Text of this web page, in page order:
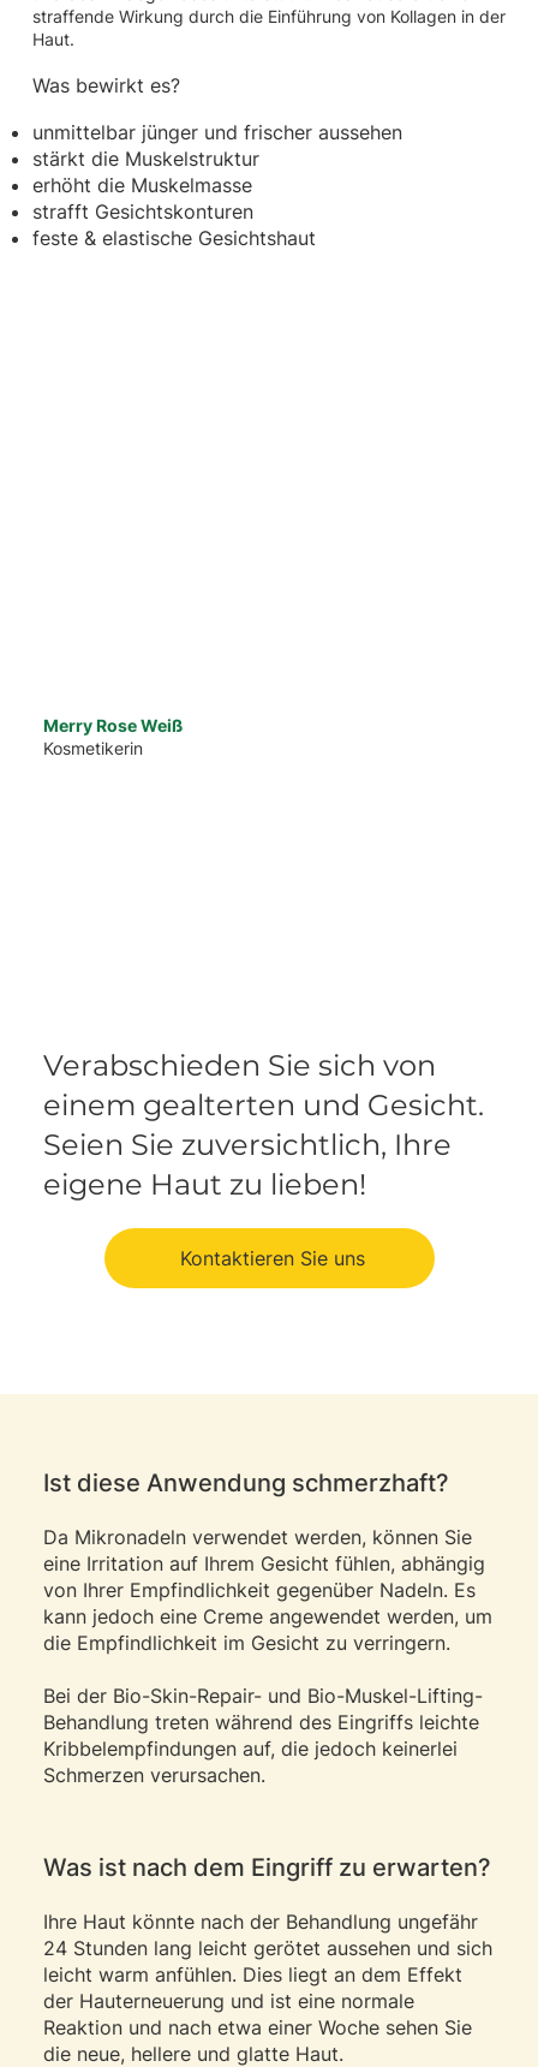
Verabschieden Sie sich von
einem gealterten und Gesicht.
Seien Sie zuversichtlich, Ihre
eigene Haut zu lieben!
Kontaktieren Sie uns
Merry Rose Weiß
Kosmetikerin
Ist diese Anwendung schmerzhaft?
Da Mikronadeln verwendet werden, können Sie
eine Irritation auf Ihrem Gesicht fühlen, abhängig
von Ihrer Empfindlichkeit gegenüber Nadeln. Es
kann jedoch eine Creme angewendet werden, um
die Empfindlichkeit im Gesicht zu verringern.
Bei der Bio-Skin-Repair- und Bio-Muskel-Lifting-
Behandlung treten während des Eingriffs leichte
Kribbelempfindungen auf, die jedoch keinerlei
Schmerzen verursachen.
Was ist nach dem Eingriff zu erwarten?
Ihre Haut könnte nach der Behandlung ungefähr
24 Stunden lang leicht gerötet aussehen und sich
leicht warm anfühlen. Dies liegt an dem Effekt
der Hauterneuerung und ist eine normale
Reaktion und nach etwa einer Woche sehen Sie
die neue, hellere und glatte Haut.
straffende Wirkung durch die Einführung von Kollagen in der
Haut.
Was bewirkt es?
unmittelbar jünger und frischer aussehen
stärkt die Muskelstruktur
erhöht die Muskelmasse
strafft Gesichtskonturen
feste & elastische Gesichtshaut